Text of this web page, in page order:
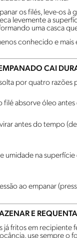
os filés, leve-os à
levemente a
uma casca
conhecido e
CAI
por quatro razões
filé absorve óleo antes
antes do tempo
umidade na
ao empanar
E
já fritos em recipiente
use sempre o